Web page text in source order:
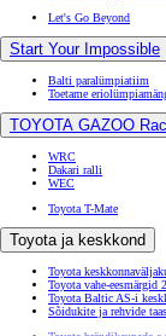
Let's Go Beyond
Start Your Impossible
Balti paralümpiatiim
Toetame
TOYOTA GAZOO
WRC
Dakari ralli
WEC
Toyota T-Mate
Toyota ja keskkond
Toyota
Toyota vahe-eesmärgid
Toyota Baltic AS-i
Sõidukite ja rehvide